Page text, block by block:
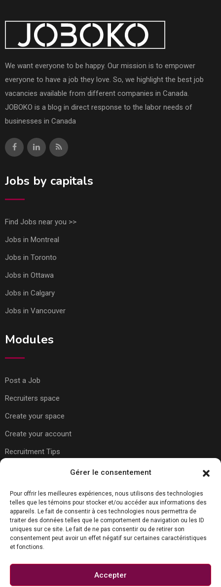
Gérer le consentement
Pour offrir les meilleures expériences, nous utilisons des technologies
telles que les témoins pour stocker et/ou accéder aux informations des
appareils. Le fait de consentir à ces technologies nous permettra de
traiter des données telles que le comportement de navigation ou les ID
uniques sur ce site. Le fait de ne pas consentir ou de retirer son
consentement peut avoir un effet négatif sur certaines caractéristiques
et fonctions.
Accepter
We want everyone to be happy. Our mission is to empower
everyone to have a job they love. So, we highlight the best job
vacancies available from different companies in Canada.
JOBOKO is a blog in direct response to the labor needs of
businesses in Canada
Jobs by capitals
Find Jobs near you >>
Jobs in Montreal
Jobs in Toronto
Jobs in Ottawa
Jobs in Calgary
Jobs in Vancouver
Modules
Post a Job
Recruiters space
Create your space
Create your account
Recruitment Tips
About Us
Contact Us